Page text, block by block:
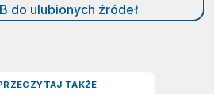
do ulubionych źródeł